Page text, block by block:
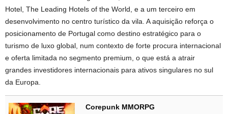
Hotel, The Leading Hotels of the World, e a um terceiro em
desenvolvimento no centro turístico da vila. A aquisição reforça o
posicionamento de Portugal como destino estratégico para o
turismo de luxo global, num contexto de forte procura internacional
e oferta limitada no segmento premium, o que está a atrair
grandes investidores internacionais para ativos singulares no sul
da Europa.
Corepunk MMORPG